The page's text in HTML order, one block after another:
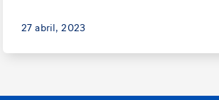
27 abril, 2023